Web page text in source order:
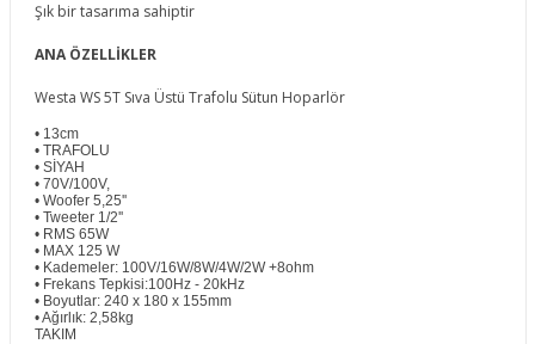
Şık bir tasarıma sahiptir
ANA ÖZELLİKLER
Westa WS 5T Sıva Üstü Trafolu Sütun Hoparlör
• 13cm
• TRAFOLU
• SİYAH
• 70V/100V,
• Woofer 5,25''
• Tweeter 1/2''
• RMS 65W
• MAX 125 W
• Kademeler: 100V/16W/8W/4W/2W +8ohm
• Frekans Tepkisi:100Hz - 20kHz
• Boyutlar: 240 x 180 x 155mm
• Ağırlık: 2,58kg
TAKIM